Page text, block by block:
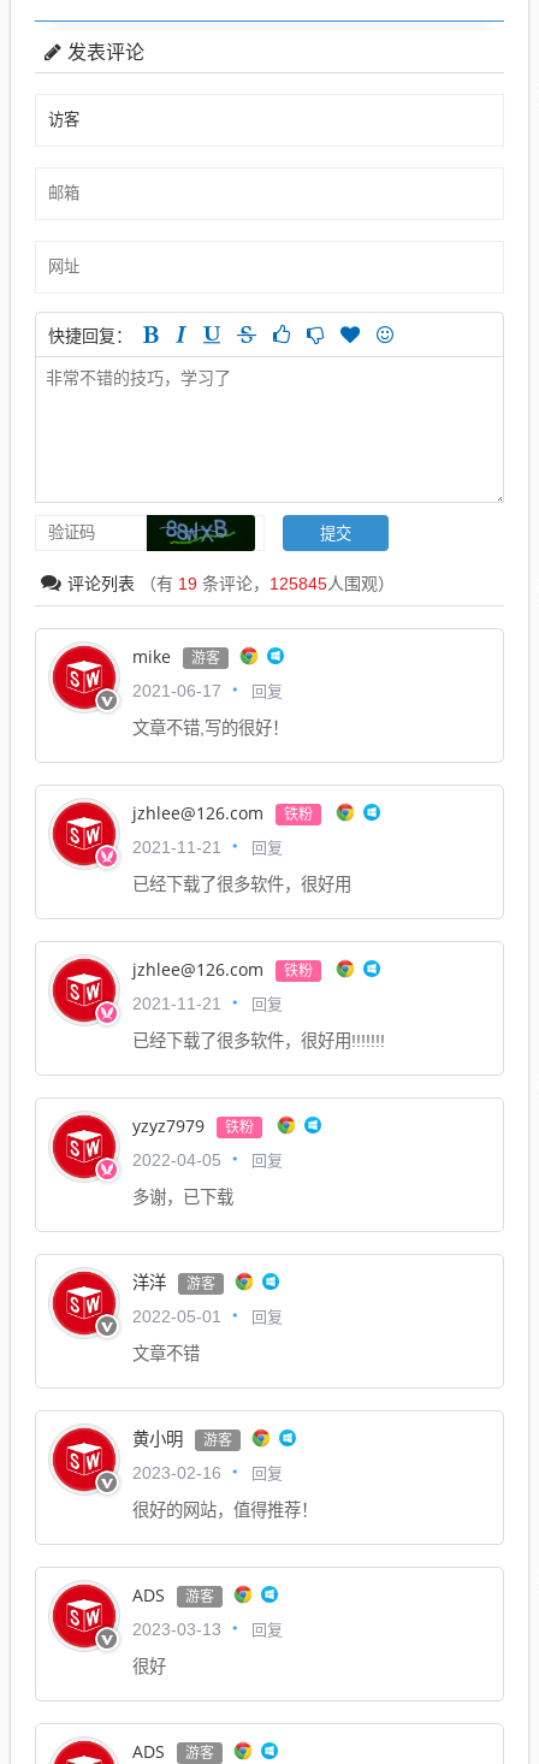
发表评论
快捷回复：
评论列表 （有 19 条评论， 125845人围观）
mike 游客
2021-06-17 回复
文章不错,写的很好！
jzhlee@126.com 铁粉
2021-11-21 回复
已经下载了很多软件，很好用
jzhlee@126.com 铁粉
2021-11-21 回复
已经下载了很多软件，很好用!!!!!!!
yzyz7979 铁粉
2022-04-05 回复
多谢，已下载
洋洋 游客
2022-05-01 回复
文章不错
黄小明 游客
2023-02-16 回复
很好的网站，值得推荐！
ADS 游客
2023-03-13 回复
很好
ADS 游客